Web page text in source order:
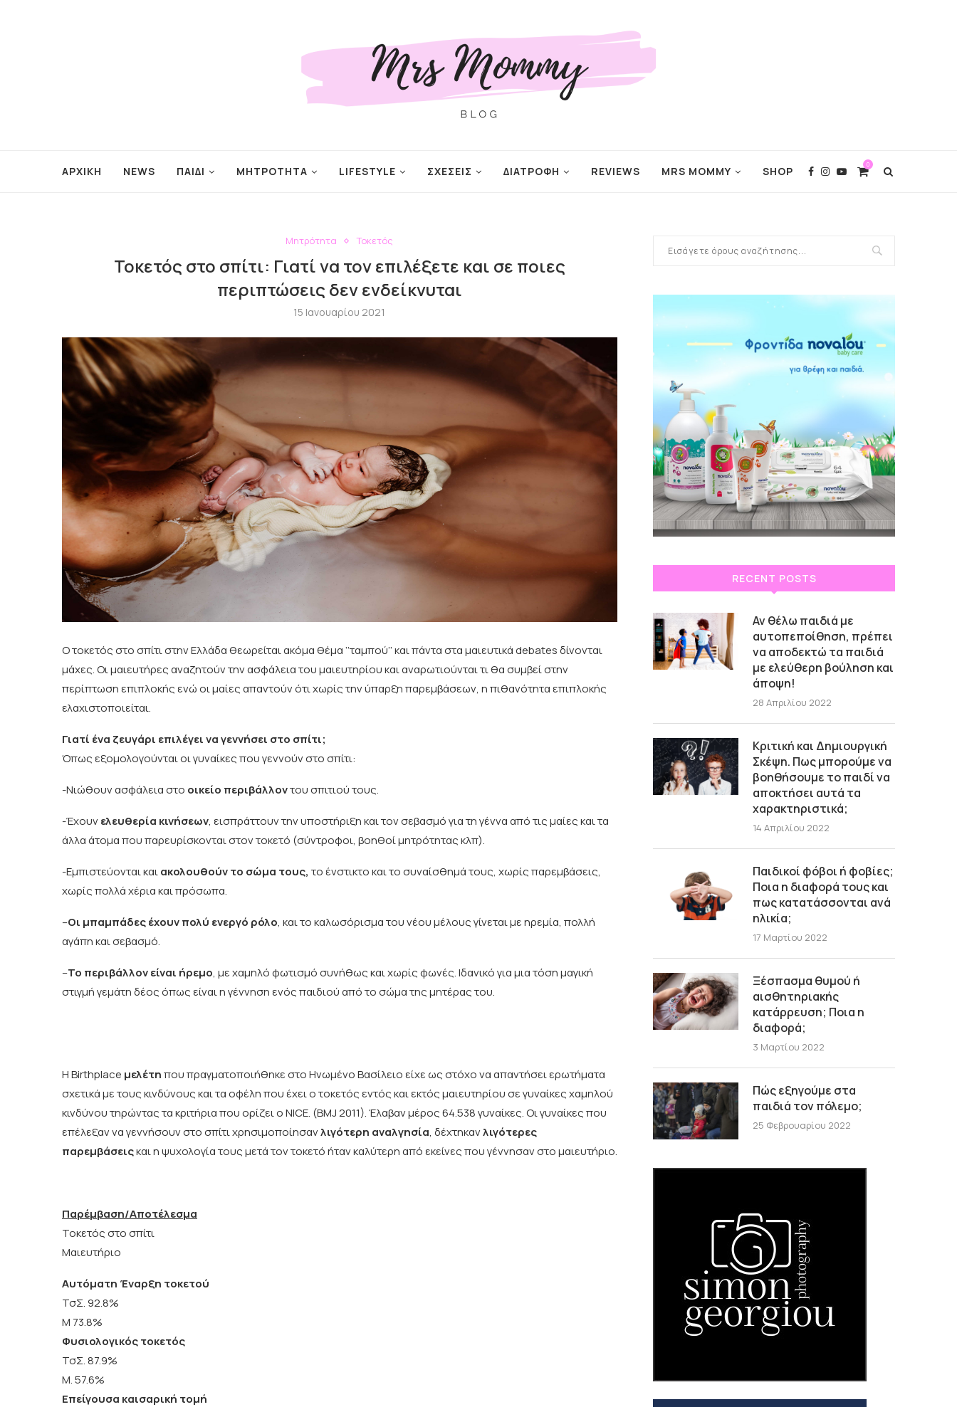
ΑΡΧΙΚΗ NEWS ΠΑΙΔΙ ΜΗΤΡΟΤΗΤΑ LIFESTYLE ΣΧΕΣΕΙΣ ΔΙΑΤΡΟΦΗ REVIEWS MRS MOMMY SHOP
0
Μητρότητα Τοκετός
Τοκετός στο σπίτι: Γιατί να τον επιλέξετε και σε ποιες
περιπτώσεις δεν ενδείκνυται
15 Ιανουαρίου 2021
Ο τοκετός στο σπίτι στην Ελλάδα θεωρείται ακόμα θέμα ‘‘ταμπού’’ και πάντα στα μαιευτικά debates δίνονται
μάχες. Οι μαιευτήρες αναζητούν την ασφάλεια του μαιευτηρίου και αναρωτιούνται τι θα συμβεί στην
περίπτωση επιπλοκής ενώ οι μαίες απαντούν ότι χωρίς την ύπαρξη παρεμβάσεων, η πιθανότητα επιπλοκής
ελαχιστοποιείται.
Γιατί ένα ζευγάρι επιλέγει να γεννήσει στο σπίτι;
Όπως εξομολογούνται οι γυναίκες που γεννούν στο σπίτι:
-Νιώθουν ασφάλεια στο οικείο περιβάλλοντου σπιτιού τους.
-Έχουνελευθερία κινήσεων, εισπράττουν την υποστήριξη και τον σεβασμό για τη γέννα από τις μαίες και τα
άλλα άτομα που παρευρίσκονται στον τοκετό (σύντροφοι, βοηθοί μητρότητας κλπ).
-Εμπιστεύονται καιακολουθούν το σώμα τους, το ένστικτο και το συναίσθημά τους, χωρίς παρεμβάσεις,
χωρίς πολλά χέρια και πρόσωπα.
–Οι μπαμπάδες έχουν πολύ ενεργό ρόλο, και το καλωσόρισμα του νέου μέλους γίνεται με ηρεμία, πολλή
αγάπη και σεβασμό.
–Το περιβάλλον είναι ήρεμο, με χαμηλό φωτισμό συνήθως και χωρίς φωνές. Ιδανικό για μια τόση μαγική
στιγμή γεμάτη δέος όπως είναι η γέννηση ενός παιδιού από το σώμα της μητέρας του.
H Birthplace μελέτηπου πραγματοποιήθηκε στο Ηνωμένο Βασίλειο είχε ως στόχο να απαντήσει ερωτήματα
σχετικά με τους κινδύνους και τα οφέλη που έχει ο τοκετός εντός και εκτός μαιευτηρίου σε γυναίκες χαμηλού
κινδύνου τηρώντας τα κριτήρια που ορίζει ο NICE. (ΒΜJ 2011). Έλαβαν μέρος 64.538 γυναίκες. Οι γυναίκες που
επέλεξαν να γεννήσουν στο σπίτι χρησιμοποίησανλιγότερη αναλγησία, δέχτηκανλιγότερες
παρεμβάσειςκαι η ψυχολογία τους μετά τον τοκετό ήταν καλύτερη από εκείνες που γέννησαν στο μαιευτήριο.
Παρέμβαση/Αποτέλεσμα
Τοκετός στο σπίτι
Μαιευτήριο
Αυτόματη Έναρξη τοκετού
ΤσΣ. 92.8%
Μ 73.8%
Φυσιολογικός τοκετός
ΤσΣ. 87.9%
Μ. 57.6%
Επείγουσα καισαρική τομή
RECENT POSTS
Αν θέλω παιδιά με
αυτοπεποίθηση, πρέπει
να αποδεκτώ τα παιδιά
με ελεύθερη βούληση και
άποψη!
28 Απριλίου 2022
Κριτική και Δημιουργική
Σκέψη. Πως μπορούμε να
βοηθήσουμε το παιδί να
αποκτήσει αυτά τα
χαρακτηριστικά;
14 Απριλίου 2022
Παιδικοί φόβοι ή φοβίες;
Ποια η διαφορά τους και
πως κατατάσσονται ανά
ηλικία;
17 Μαρτίου 2022
Ξέσπασμα θυμού ή
αισθητηριακής
κατάρρευση; Ποια η
διαφορά;
3 Μαρτίου 2022
Πώς εξηγούμε στα
παιδιά τον πόλεμο;
25 Φεβρουαρίου 2022